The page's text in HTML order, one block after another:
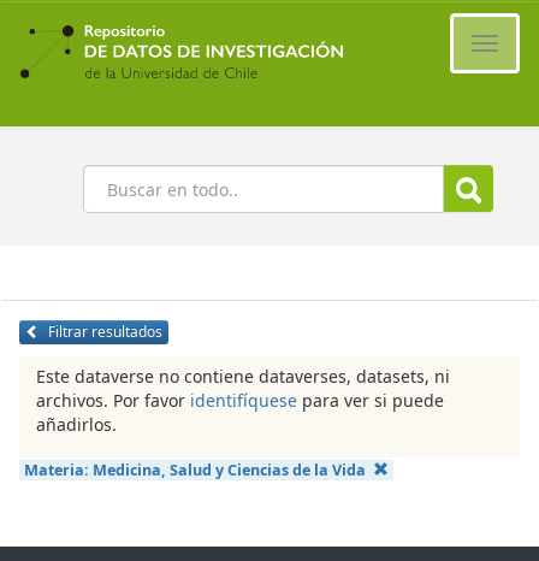
Ir
contenido
principal
Buscar
Filtrar resultados
Este dataverse no contiene dataverses, datasets, ni
archivos. Por favor identifíquese para ver si puede
añadirlos.
Materia: Medicina, Salud y Ciencias de la Vida